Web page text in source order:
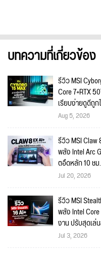
บทความที่เกี่ยวข้อง
รีวิว MSI
Core 7+RTX
เรียบง่ายดูดีถูก
Aug 5, 2026
รีวิว MSI Claw
พลัง Intel Arc
ตอึดหลัก 10 ช
Jul 20, 2026
รีวิว MSI
พลัง Intel
งาน ปรับสุดเล่
Jul 3, 2026